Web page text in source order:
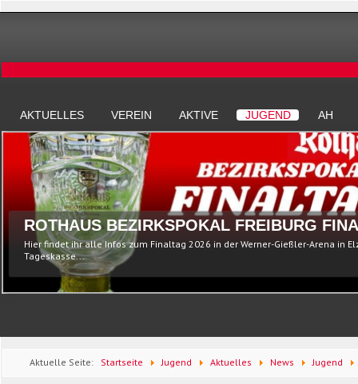
AKTUELLES VEREIN AKTIVE JUGEND AH
ROTHAUS BEZIRKSPOKAL FREIBURG
Hier findet ihr alle Infos zum Finaltag 2026 in der Werner-Gießler-Arena in
Tageskasse...
Aktuelle Seite: Startseite Jugend Aktuelles News Jugend